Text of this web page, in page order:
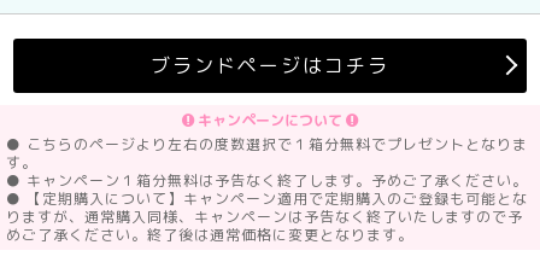
ブランドページはコチラ
キャンペーンについて
● こちらのページより左右の度数選択で１箱分無料でプレゼントとなりま
す。
● キャンペーン１箱分無料は予告なく終了します。予めご了承ください。
● 【定期購入について】キャンペーン適用で定期購入のご登録も可能とな
りますが、通常購入同様、キャンペーンは予告なく終了いたしますので予
めご了承ください。終了後は通常価格に変更となります。